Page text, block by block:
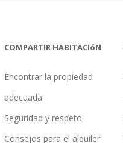
COMPARTIR HABITACIóN
Encontrar la propiedad
adecuada
Seguridad y respeto
Consejos para el alquiler